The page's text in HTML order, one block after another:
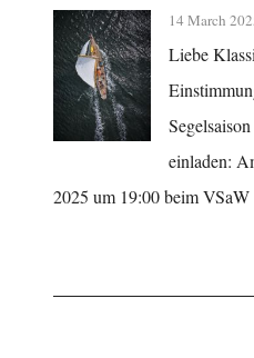
14 March
Liebe
einladen:
2025 um 19:00 beim VSaW